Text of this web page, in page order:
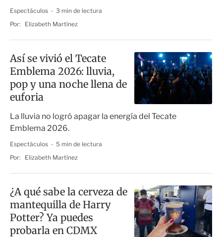
Espectáculos
3 min de lectura
Por:
Elizabeth Martínez
Así se vivió el Tecate
Emblema 2026: lluvia,
pop y una noche llena de
euforia
La lluvia no logró apagar la energía del Tecate
Emblema 2026.
Espectáculos
5 min de lectura
Por:
Elizabeth Martínez
¿A qué sabe la cerveza de
mantequilla de Harry
Potter? Ya puedes
probarla en CDMX